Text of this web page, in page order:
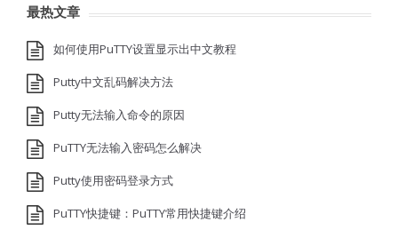
最热文章
如何使用PuTTY设置显示出中文教程
Putty中文乱码解决方法
Putty无法输入命令的原因
PuTTY无法输入密码怎么解决
Putty使用密码登录方式
PuTTY快捷键：PuTTY常用快捷键介绍